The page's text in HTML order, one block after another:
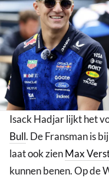
Isack Hadjar lijkt het
Bull. De Fransman is
laat ook zienMax
kunnen benen. Op de